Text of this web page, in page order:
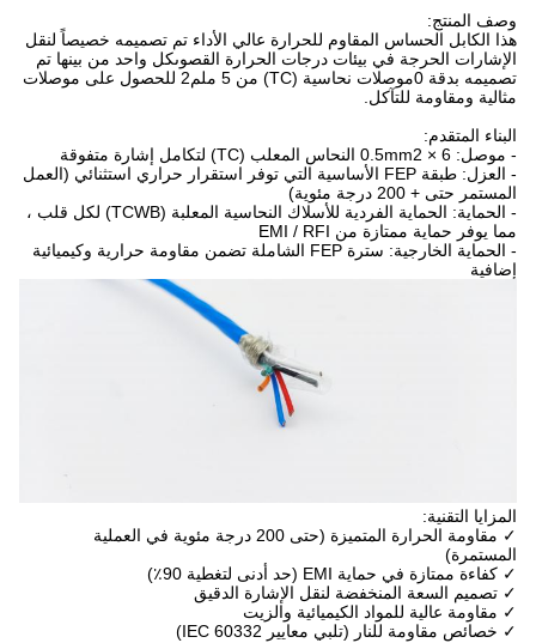
وصف المنتج:
هذا الكابل الحساس المقاوم للحرارة عالي الأداء تم تصميمه خصيصاً لنقل
الإشارات الحرجة في بيئات درجات الحرارة القصوىكل واحد من بينها تم
تصميمه بدقة 0موصلات نحاسية (TC) من 5 ملم2 للحصول على موصلات
مثالية ومقاومة للتآكل.
البناء المتقدم:
- موصل: 6 × 0.5mm2 النحاس المعلب (TC) لتكامل إشارة متفوقة
- العزل: طبقة FEP الأساسية التي توفر استقرار حراري استثنائي (العمل
المستمر حتى + 200 درجة مئوية)
- الحماية: الحماية الفردية للأسلاك النحاسية المعلبة (TCWB) لكل قلب ،
مما يوفر حماية ممتازة من EMI / RFI
- الحماية الخارجية: سترة FEP الشاملة تضمن مقاومة حرارية وكيميائية
إضافية
المزايا التقنية:
✓ مقاومة الحرارة المتميزة (حتى 200 درجة مئوية في العملية
المستمرة)
✓ كفاءة ممتازة في حماية EMI (حد أدنى لتغطية 90٪)
✓ تصميم السعة المنخفضة لنقل الإشارة الدقيق
✓ مقاومة عالية للمواد الكيميائية والزيت
✓ خصائص مقاومة للنار (تلبي معايير IEC 60332)